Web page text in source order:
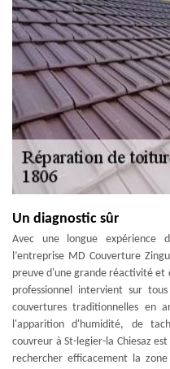
Un diagnostic sûr
Avec une longue expérience
l’entreprise MD Couverture
preuve d'une grande réactivité
professionnel intervient sur
couvertures traditionnelles en
l'apparition d'humidité, de
couvreur à St-legier-la Chiesaz
rechercher efficacement la